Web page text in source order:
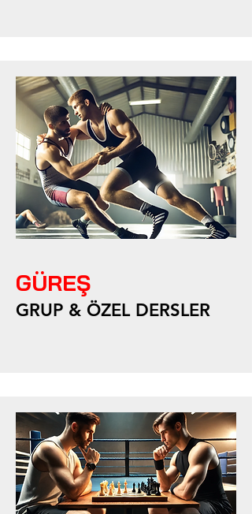
GÜREŞ
GRUP & ÖZEL DERSLER